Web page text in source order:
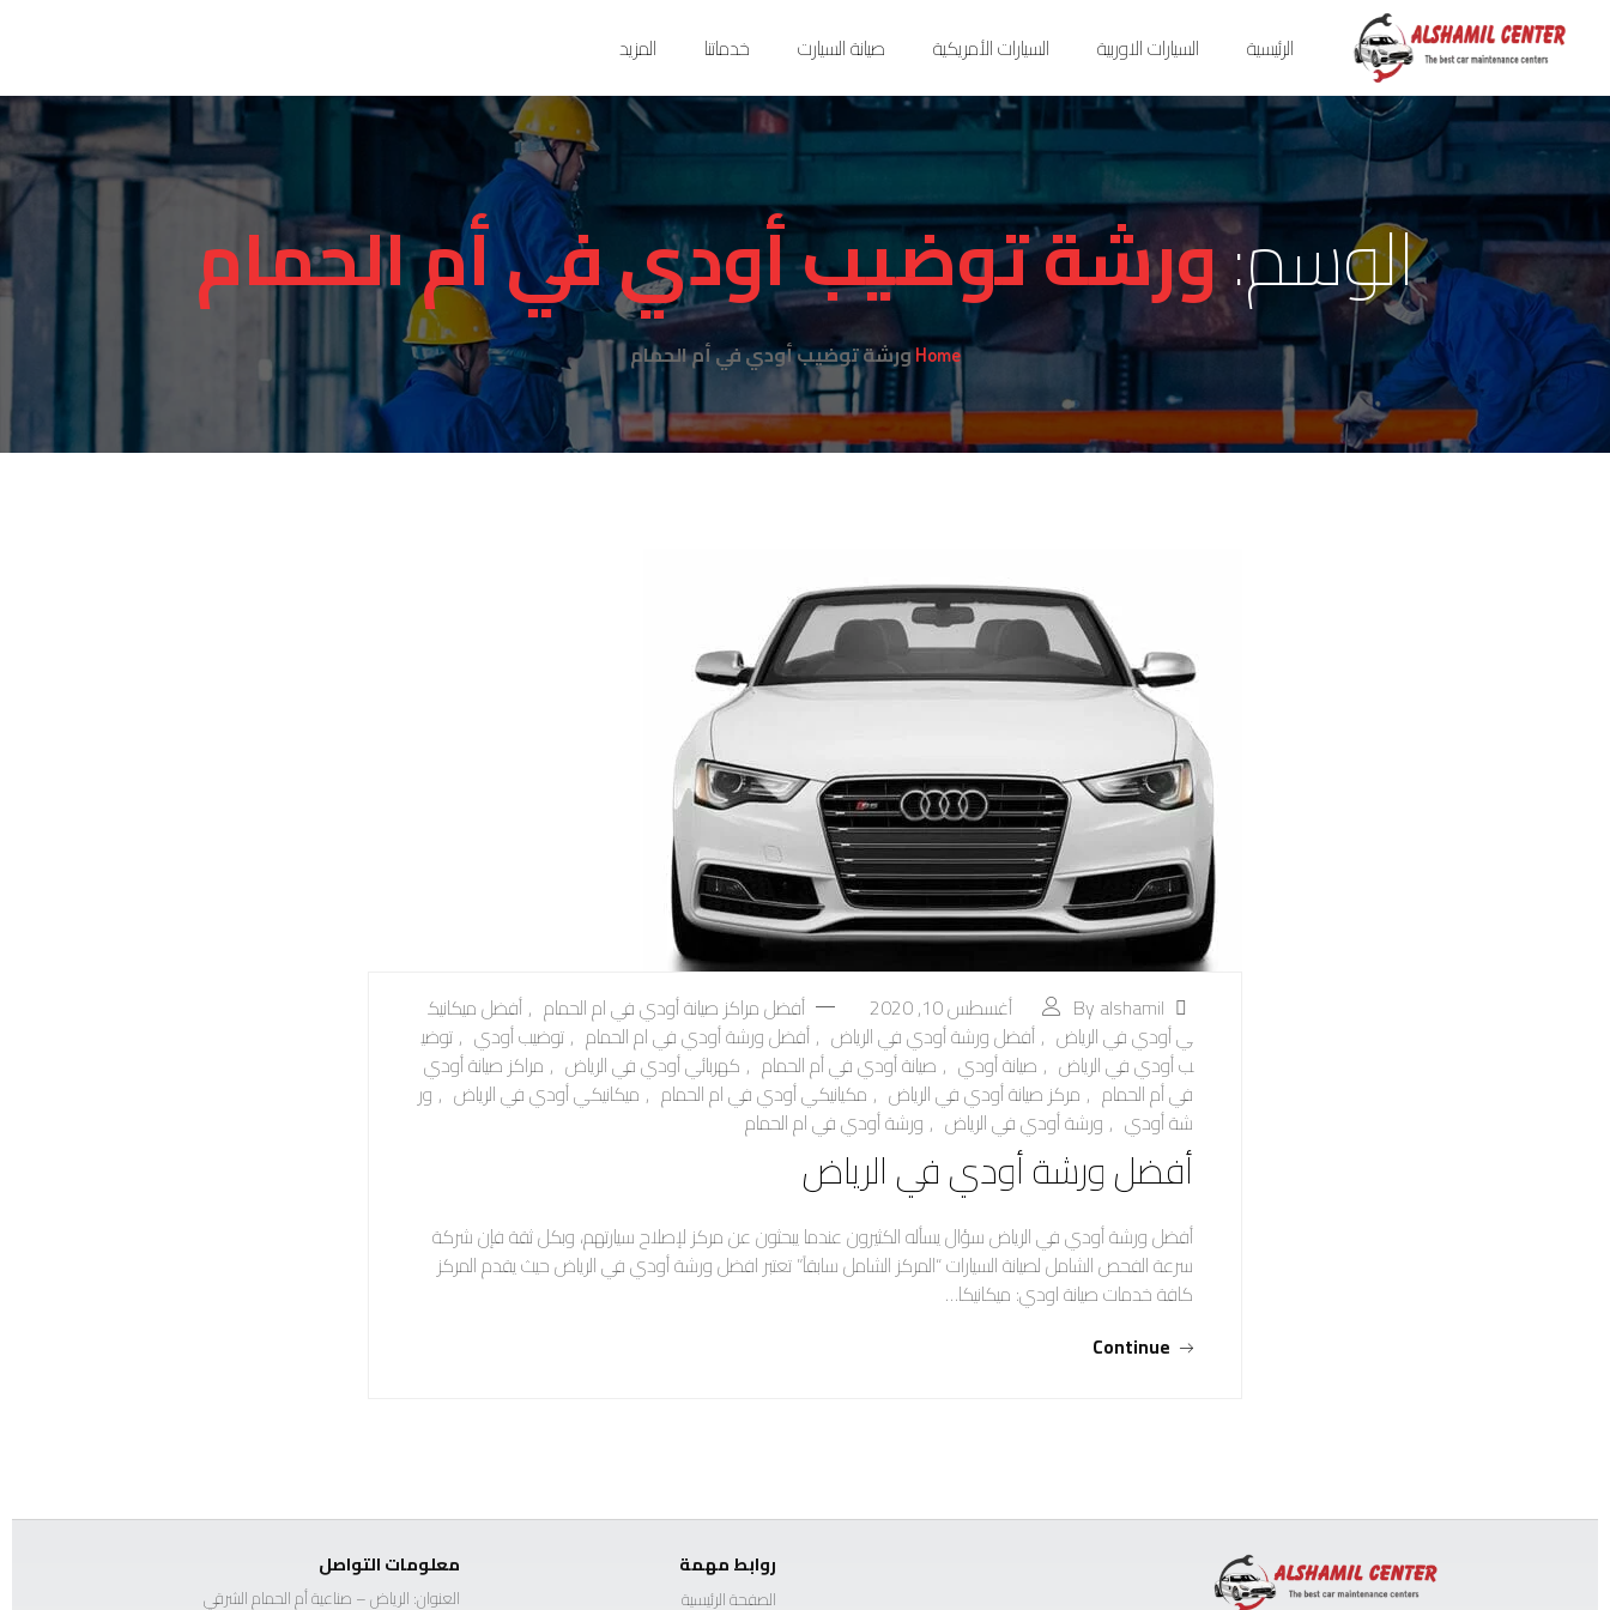
الرئيسية السيارات الاوربية السيارات الأمريكية صيانة السيارت خدماتنا المزيد
الوسم:ورشة توضيب أودي في أم الحمام
Homeورشة توضيب أودي في أم الحمام
By alshamil أغسطس 10, 2020 أفضل مراكز صيانة أودي في ام الحمام ,أفضل ميكانيك
ي أودي في الرياض ,أفضل ورشة أودي في الرياض ,أفضل ورشة أودي في ام الحمام ,توضيب أودي ,توضي
ب أودي في الرياض , صيانة أودي , صيانة أودي في أم الحمام , كهربائي أودي في الرياض , مراكز صيانة أودي
في أم الحمام , مركز صيانة أودي في الرياض , مكيانيكي أودي في ام الحمام , ميكانيكي أودي في الرياض , ور
شة أودي , ورشة أودي في الرياض , ورشة أودي في ام الحمام
أفضل ورشة أودي في الرياض
أفضل ورشة أودي في الرياض سؤال يسأله الكثيرون عندما يبحثون عن مركز لإصلاح سيارتهم، وبكل ثقة فإن شركة
سرعة الفحص الشامل لصيانة السيارات “المركز الشامل سابقاً” تعتبر افضل ورشة أودي في الرياض حيث يقدم المركز
كافة خدمات صيانة اودي: ميكانيكا…
Continue
روابط مهمة
الصفحة الرئيسية
معلومات التواصل
العنوان: الرياض – صناعية أم الحمام الشرقي